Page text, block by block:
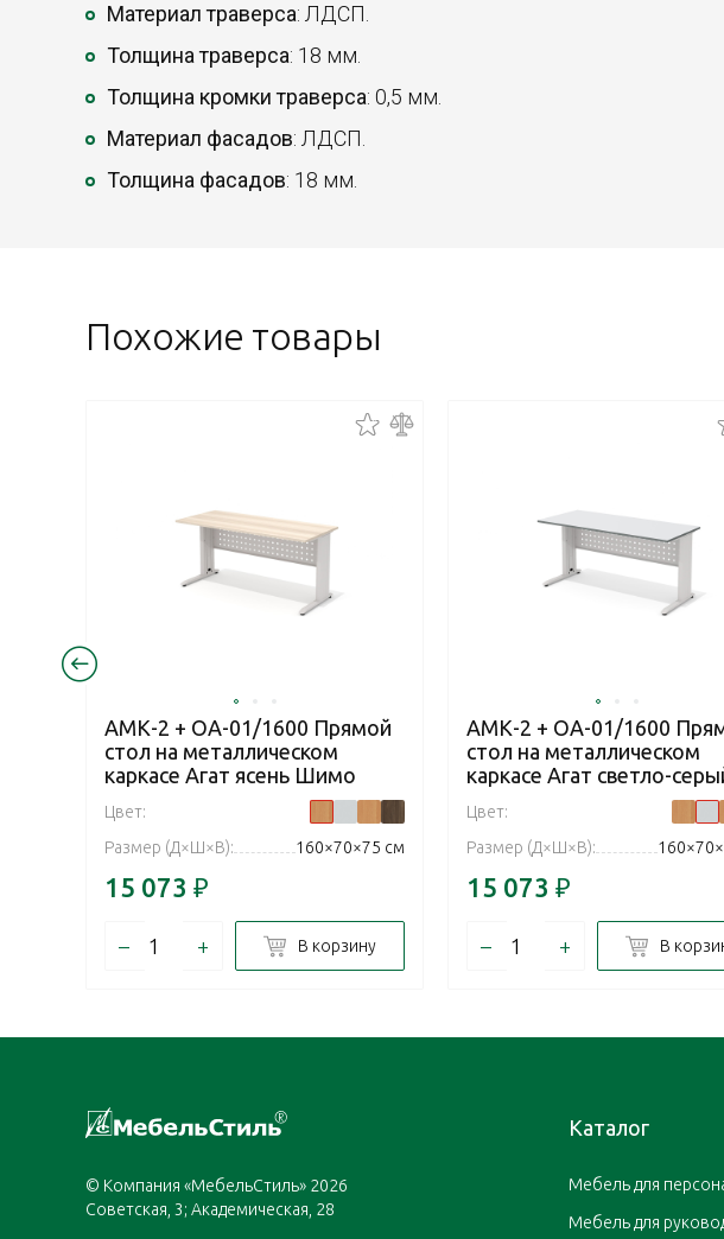
Материал траверса: ЛДСП.
Толщина траверса: 18 мм.
Толщина кромки траверса: 0,5 мм.
Материал фасадов: ЛДСП.
Толщина фасадов: 18 мм.
Похожие товары
АМК-2 + ОА-01/1600 Прямой
стол на металлическом
каркасе Агат ясень Шимо
Цвет:
Размер (Д×Ш×В):
160×70×75 см
15 073 ₽
– + В корзину
АМК-2 + ОА-01/1600
стол на металлическом
каркасе Агат светло-
Цвет:
Размер (Д×Ш×В):
15 073 ₽
– + В
© Компания «МебельСтиль» 2026
Советская, 3; Академическая, 28
Каталог
Мебель для
Мебель для